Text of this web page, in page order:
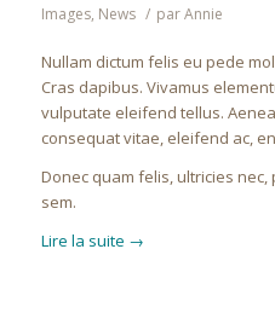
Images, News / parAnnie
Nullam dictum felis eu pede
Cras dapibus. Vivamus
vulputate eleifend tellus.
consequat vitae, eleifend ac,
Donec quam felis, ultricies
sem.
Lire la suite →